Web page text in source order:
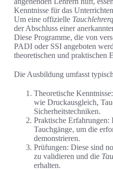
Kenntnisse für das
Um eine offizielle
der Abschluss einer
Diese Programme, die von
PADI oder SSI angeboten
theoretischen und praktischen
Die Ausbildung umfasst
Theoretische
wie Druckausgleich,
Sicherheitstechniken.
Praktische Erfahrungen:
Tauchgänge, um die
demonstrieren.
Prüfungen: Diese sind
zu validieren und die
erhalten.